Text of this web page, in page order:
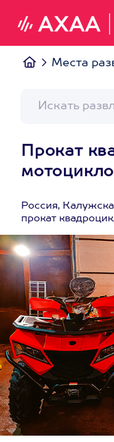
Места
Прокат
Россия,
прокат